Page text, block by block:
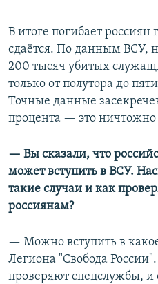
В итоге погибает россиян
сдаётся. По данным ВСУ,
200 тысяч убитых
только от полутора до
Точные данные
процента — это ничтожно
— Вы сказали, что
может вступить в ВСУ.
такие случаи и как
россиянам?
— Можно вступить в
Легиона "Свобода
проверяют спецслужбы, и